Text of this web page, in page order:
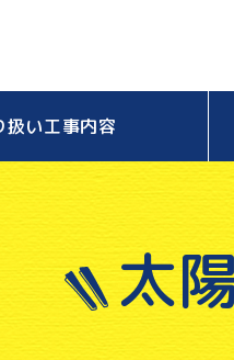
扱い工事内容
太